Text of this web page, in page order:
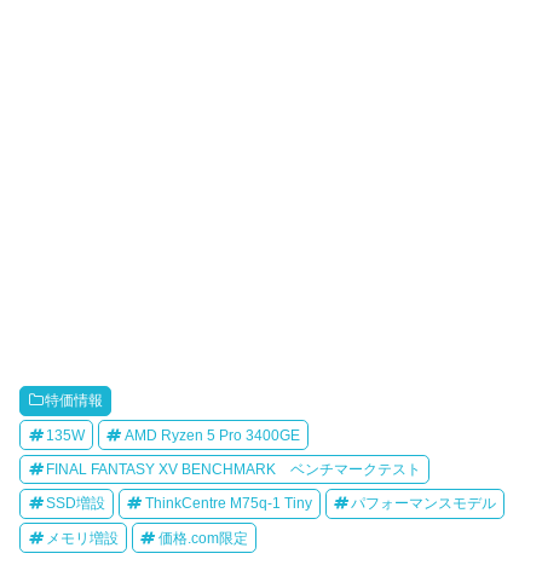
特価情報
135W AMD Ryzen 5 Pro 3400GE
FINAL FANTASY XV BENCHMARK ベンチマークテスト
SSD増設 ThinkCentre M75q-1 Tiny パフォーマンスモデル
メモリ増設 価格.com限定